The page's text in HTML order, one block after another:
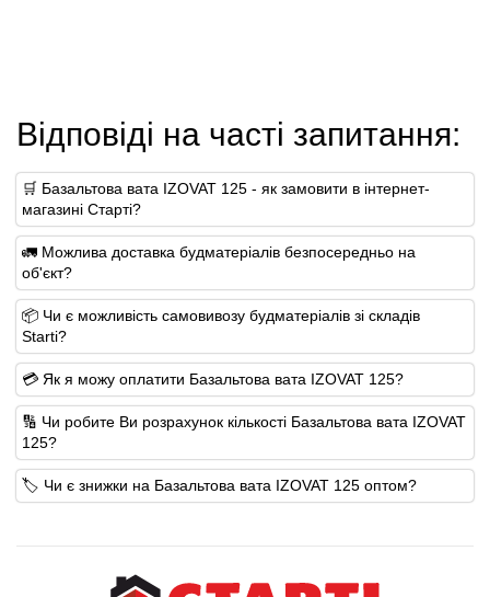
Відповіді на часті запитання:
🛒 Базальтова вата IZOVAT 125 - як замовити в інтернет-
магазині Старті?
🚛 Можлива доставка будматеріалів безпосередньо на
об'єкт?
📦 Чи є можливість самовивозу будматеріалів зі складів
Starti?
💳 Як я можу оплатити Базальтова вата IZOVAT 125?
🔢 Чи робите Ви розрахунок кількості Базальтова вата IZOVAT
125?
🏷️ Чи є знижки на Базальтова вата IZOVAT 125 оптом?